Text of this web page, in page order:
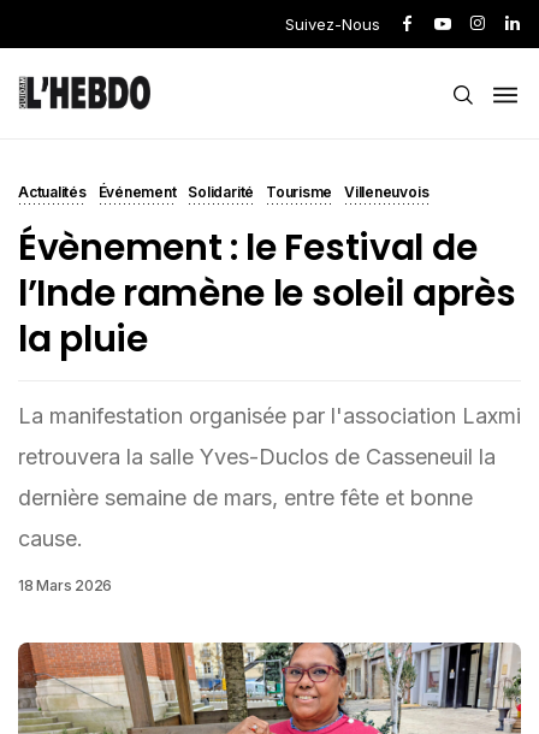
Suivez-Nous
Actualités Événement Solidarité Tourisme Villeneuvois
Évènement : le Festival de
l’Inde ramène le soleil après
la pluie
La manifestation organisée par l'association Laxmi
retrouvera la salle Yves-Duclos de Casseneuil la
dernière semaine de mars, entre fête et bonne
cause.
18 Mars 2026